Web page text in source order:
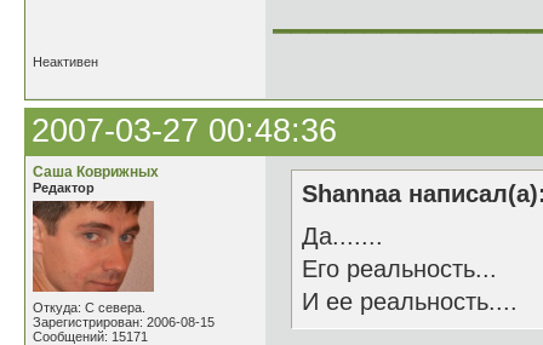
Неактивен
2007-03-27 00:48:36
Саша Коврижных
Редактор
Откуда: С севера.
Зарегистрирован: 2006-08-15
Сообщений: 15171
Shannaa
Да.......
Его реальность...
И ее реальность....